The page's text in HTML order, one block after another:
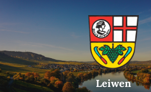
springen
springen
springen
Leiwen